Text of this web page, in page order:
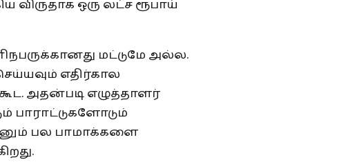
ஒரு லட்ச ரூபாய்
மட்டுமே அல்ல.
எதிர்கால
அதன்படி எழுத்தாளர்
பாராட்டுகளோடும்
பல பாமாக்களை